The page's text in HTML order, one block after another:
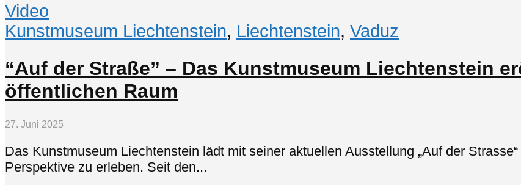
Video
Kunstmuseum Liechtenstein, Liechtenstein, Vaduz
“Auf der Straße” – Das Kunstmuseum Liechtenstein
öffentlichen Raum
27. Juni 2025
Das Kunstmuseum Liechtenstein lädt mit seiner aktuellen Ausstellung „Auf der
Perspektive zu erleben. Seit den...